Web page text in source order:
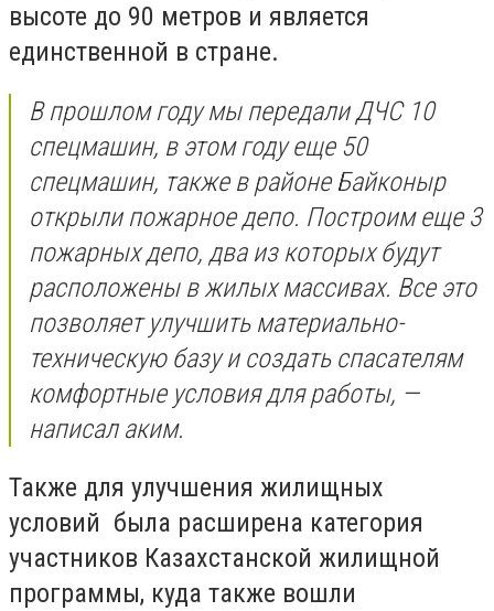
высоте до 90 метров и является
единственной в стране.
В прошлом году мы передали ДЧС 10
спецмашин, в этом году еще 50
спецмашин, также в районе Байконыр
открыли пожарное депо. Построим еще 3
пожарных депо, два из которых будут
расположены в жилых массивах. Все это
позволяет улучшить материально-
техническую базу и создать спасателям
комфортные условия для работы, —
написал аким.
Также для улучшения жилищных
условий была расширена категория
участников Казахстанской жилищной
программы, куда также вошли